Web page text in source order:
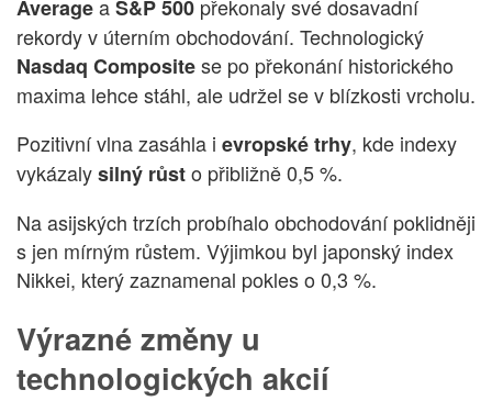
AverageaS&P 500 překonaly své dosavadní
rekordy v úterním obchodování. Technologický
Nasdaq Compositese po překonání historického
maxima lehce stáhl, ale udržel se v blízkosti vrcholu.
Pozitivní vlna zasáhla i evropské trhy, kde indexy
vykázalysilný růsto přibližně 0,5 %.
Na asijských trzích probíhalo obchodování poklidněji
s jen mírným růstem. Výjimkou byl japonský index
Nikkei, který zaznamenal pokles o 0,3 %.
Výrazné změny u
technologických akcií